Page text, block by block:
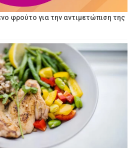
φρούτο για την αντιμετώπιση της